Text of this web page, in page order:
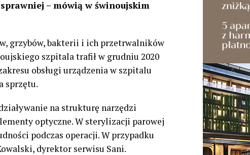
– mówią w świnoujskim
grzybów, bakterii i ich przetrwalników
szpitala trafił w grudniu 2020
obsługi urządzenia w szpitalu
sprzętu.
na strukturę narzędzi
optyczne. W sterylizacji parowej
podczas operacji. W przypadku
dyrektor serwisu Sani.